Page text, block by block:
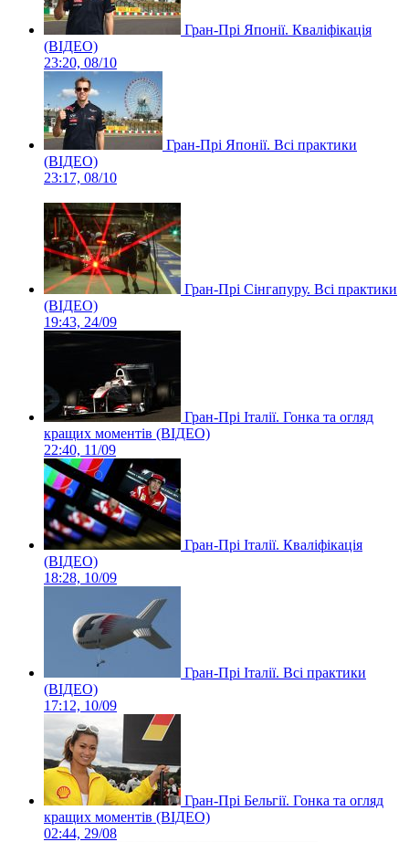
Гран-Прі Японії. Кваліфікація
(ВІДЕО)
23:20, 08/10
Гран-Прі Японії. Всі практики
(ВІДЕО)
23:17, 08/10
Гран-Прі Сінгапуру. Всі практики
(ВІДЕО)
19:43, 24/09
Гран-Прі Італії. Гонка та огляд
кращих моментів (ВІДЕО)
22:40, 11/09
Гран-Прі Італії. Кваліфікація
(ВІДЕО)
18:28, 10/09
Гран-Прі Італії. Всі практики
(ВІДЕО)
17:12, 10/09
Гран-Прі Бельгії. Гонка та огляд
кращих моментів (ВІДЕО)
02:44, 29/08